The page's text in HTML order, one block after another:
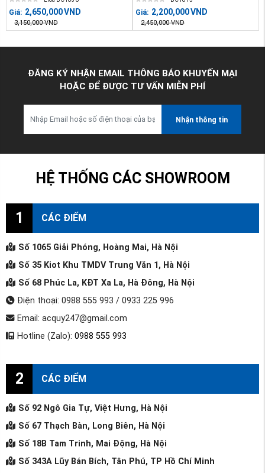
Giá: 2,650,000VND
3,150,000 VND
Giá: 2,200,000VND
2,450,000 VND
ĐĂNG KÝ NHẬN EMAIL THÔNG BÁO KHUYẾN MẠI
HOẶC ĐỂ ĐƯỢC TƯ VẤN MIỄN PHÍ
Nhận thông tin
HỆ THỐNG CÁC SHOWROOM
1 CÁC ĐIỂM
Số 1065 Giải Phóng, Hoàng Mai, Hà Nội
Số 35 Kiot Khu TMDV Trung Văn 1, Hà Nội
Số 68 Phúc La, KĐT Xa La, Hà Đông, Hà Nội
Điện thoại: 0988 555 993 / 0933 225 996
Email: acquy247@gmail.com
Hotline (Zalo): 0988 555 993
2 CÁC ĐIỂM
Số 92 Ngô Gia Tự, Việt Hưng, Hà Nội
Số 67 Thạch Bàn, Long Biên, Hà Nội
Số 18B Tam Trinh, Mai Động, Hà Nội
Số 343A Lũy Bán Bích, Tân Phú, TP Hồ Chí Minh